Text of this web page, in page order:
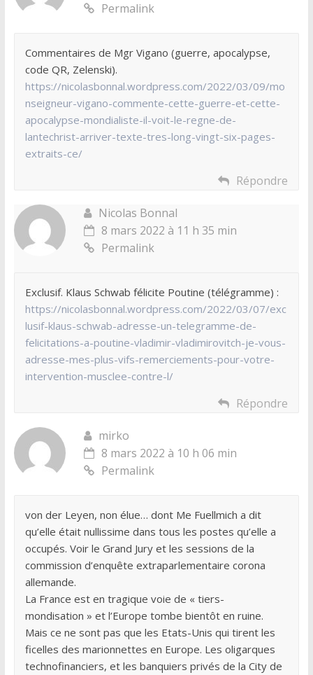
Permalink
Commentaires de Mgr Vigano (guerre, apocalypse,
code QR, Zelenski).
https://nicolasbonnal.wordpress.com/2022/03/09/mo
nseigneur-vigano-commente-cette-guerre-et-cette-
apocalypse-mondialiste-il-voit-le-regne-de-
lantechrist-arriver-texte-tres-long-vingt-six-pages-
extraits-ce/
Répondre
Nicolas Bonnal
8 mars 2022 à 11 h 35 min
Permalink
Exclusif. Klaus Schwab félicite Poutine (télégramme) :
https://nicolasbonnal.wordpress.com/2022/03/07/exc
lusif-klaus-schwab-adresse-un-telegramme-de-
felicitations-a-poutine-vladimir-vladimirovitch-je-vous-
adresse-mes-plus-vifs-remerciements-pour-votre-
intervention-musclee-contre-l/
Répondre
mirko
8 mars 2022 à 10 h 06 min
Permalink
von der Leyen, non élue… dont Me Fuellmich a dit
qu’elle était nullissime dans tous les postes qu’elle a
occupés. Voir le Grand Jury et les sessions de la
commission d’enquête extraparlementaire corona
allemande.
La France est en tragique voie de « tiers-
mondisation » et l’Europe tombe bientôt en ruine.
Mais ce ne sont pas que les Etats-Unis qui tirent les
ficelles des marionnettes en Europe. Les oligarques
technofinanciers, et les banquiers privés de la City de